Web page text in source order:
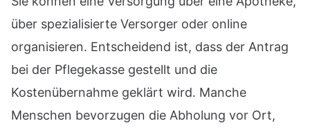
über spezialisierte Versorger oder online
organisieren. Entscheidend ist, dass der Antrag
bei der Pflegekasse gestellt und die
Kostenübernahme geklärt wird. Manche
Menschen bevorzugen die Abholung vor Ort,